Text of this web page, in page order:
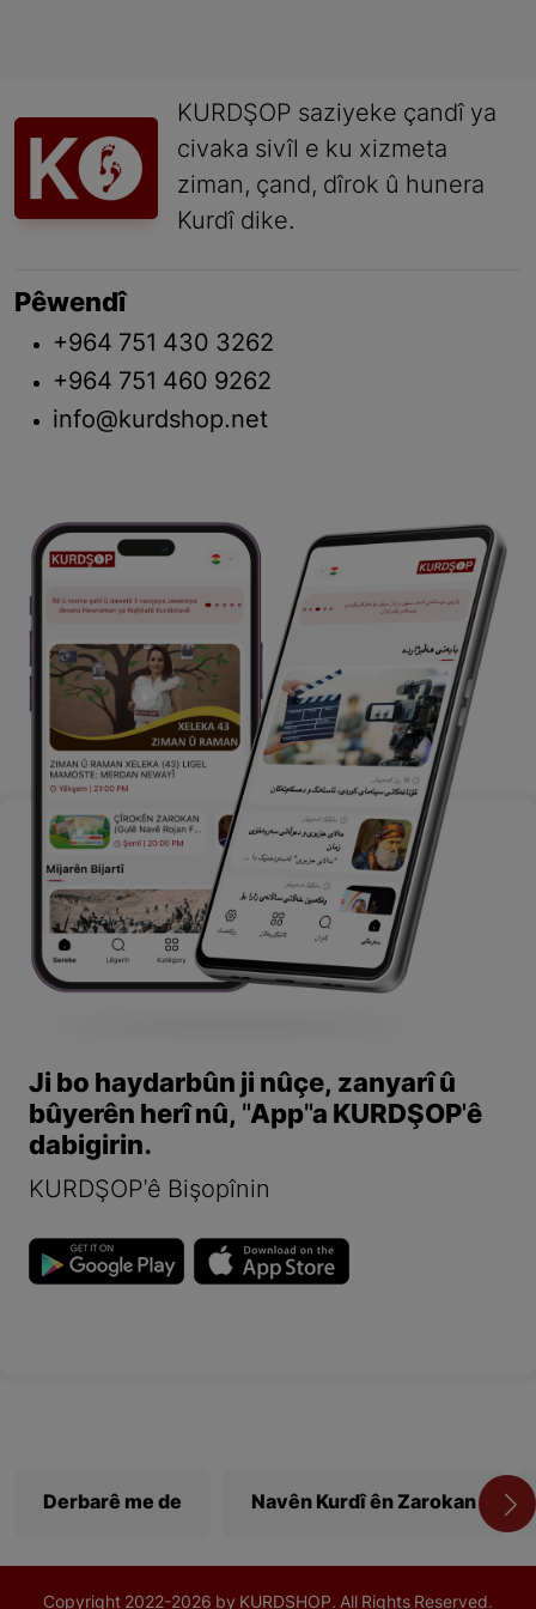
KURDŞOP saziyeke çandî ya
civaka sivîl e ku xizmeta
ziman, çand, dîrok û hunera
Kurdî dike.
Pêwendî
+964 751 430 3262
+964 751 460 9262
info@kurdshop.net
Ji bo haydarbûn ji nûçe, zanyarî û
bûyerên herî nû, "App"a KURDŞOP'ê
dabigirin.
KURDŞOP'ê Bişopînin
Derbarê me de Navên Kurdî ên Zarokan
Copyright 2022-2026 by KURDSHOP. All Rights Reserved.